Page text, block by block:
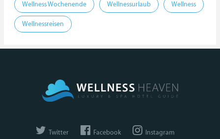
Wellness Wochenende Wellnessurlaub Wellness
Wellnessreisen
Twitter Facebook Instagram